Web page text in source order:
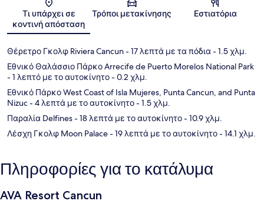
Χάρτης
Τι υπάρχει σε
κοντινή απόσταση
Τρόποι μετακίνησης Εστιατόρια
Θέρετρο Γκολφ Riviera Cancun- 17 λεπτά με τα πόδια- 1.5 χλμ.
Εθνικό Θαλάσσιο Πάρκο Arrecife de Puerto Morelos National Park
- 1 λεπτό με το αυτοκίνητο- 0.2 χλμ.
Εθνικό Πάρκο West Coast of Isla Mujeres, Punta Cancun, and Punta
Nizuc- 4 λεπτά με το αυτοκίνητο- 1.5 χλμ.
Παραλία Delfines- 18 λεπτά με το αυτοκίνητο- 10.9 χλμ.
Λέσχη Γκολφ Moon Palace- 19 λεπτά με το αυτοκίνητο- 14.1 χλμ.
Πληροφορίες για το κατάλυμα
AVA Resort Cancun